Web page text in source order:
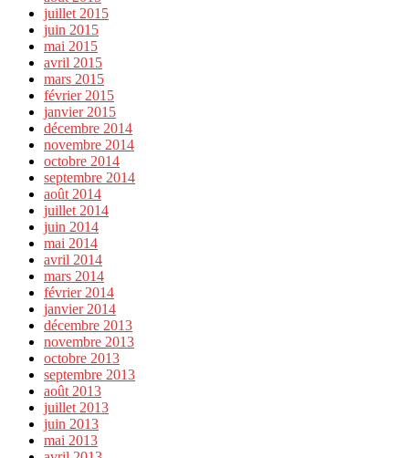
juillet 2015
juin 2015
mai 2015
avril 2015
mars 2015
février 2015
janvier 2015
décembre 2014
novembre 2014
octobre 2014
septembre 2014
août 2014
juillet 2014
juin 2014
mai 2014
avril 2014
mars 2014
février 2014
janvier 2014
décembre 2013
novembre 2013
octobre 2013
septembre 2013
août 2013
juillet 2013
juin 2013
mai 2013